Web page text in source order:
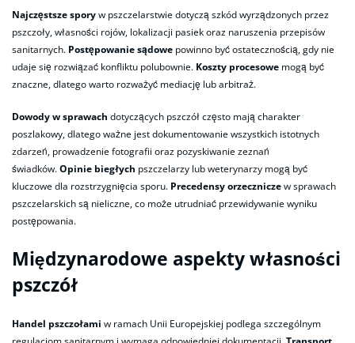
Najczęstsze sporyw pszczelarstwie dotyczą szkód wyrządzonych przez
pszczoły, własności rojów, lokalizacji pasiek oraz naruszenia przepisów
sanitarnych. Postępowanie sądowe powinno być ostatecznością, gdy nie
udaje się rozwiązać konfliktu polubownie. Koszty procesowe mogą być
znaczne, dlatego warto rozważyć mediację lub arbitraż.
Dowody w sprawach dotyczących pszczół często mają charakter
poszlakowy, dlatego ważne jest dokumentowanie wszystkich istotnych
zdarzeń, prowadzenie fotografii oraz pozyskiwanie zeznań
świadków.Opinie biegłych pszczelarzy lub weterynarzy mogą być
kluczowe dla rozstrzygnięcia sporu. Precedensy orzeczniczew sprawach
pszczelarskich są nieliczne, co może utrudniać przewidywanie wyniku
postępowania.
Międzynarodowe aspekty własności
pszczół
Handel pszczołami w ramach Unii Europejskiej podlega szczególnym